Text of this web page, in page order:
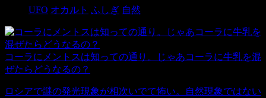
UFO オカルト ふしぎ 自然
コーラにメントスは知っての通り。じゃあコーラに牛乳を混
ぜたらどうなるの？
ロシアで謎の発光現象が相次いでて怖い。自然現象ではない